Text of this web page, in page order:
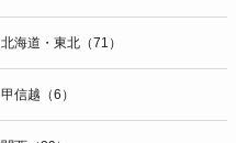
北海道・東北（71）
甲信越（6）